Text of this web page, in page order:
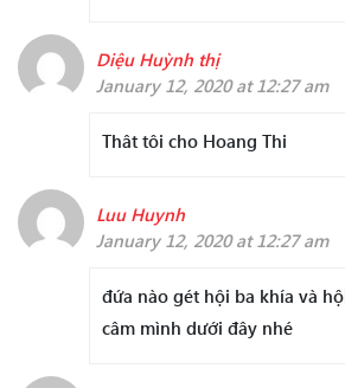
Diệu Huỳnh thị
January 12, 2020 at 12:27 am
Thât tôi cho Hoang Thi
Luu Huynh
January 12, 2020 at 12:27 am
đứa nào gét hội ba khía và
câm mình dưới đây nhé